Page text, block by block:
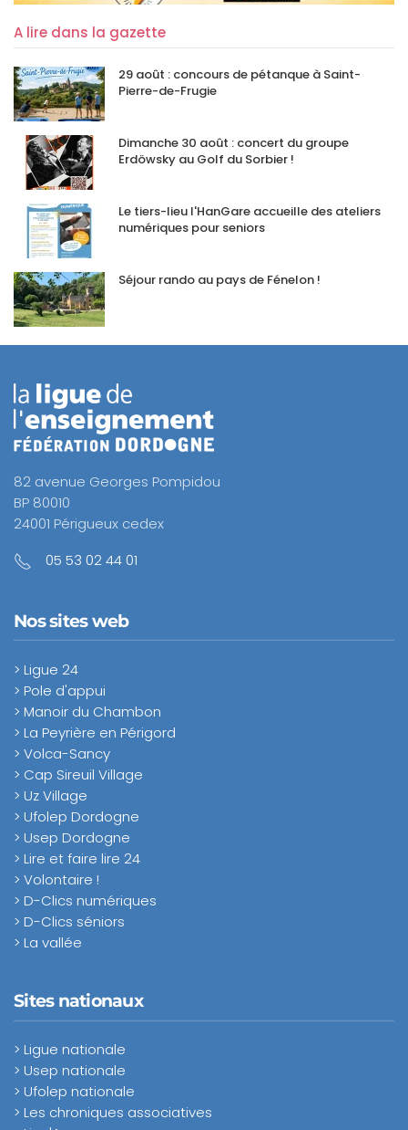
A lire dans la gazette
29 août : concours de pétanque à Saint-
Pierre-de-Frugie
Dimanche 30 août : concert du groupe
Erdöwsky au Golf du Sorbier !
Le tiers-lieu l'HanGare accueille des ateliers
numériques pour seniors
Séjour rando au pays de Fénelon !
82 avenue Georges Pompidou
BP 80010
24001 Périgueux cedex
05 53 02 44 01
Nos sites web
> Ligue 24
> Pole d'appui
> Manoir du Chambon
> La Peyrière en Périgord
> Volca-Sancy
> Cap Sireuil Village
> Uz Village
> Ufolep Dordogne
> Usep Dordogne
> Lire et faire lire 24
> Volontaire !
> D-Clics numériques
> D-Clics séniors
> La vallée
Sites nationaux
> Ligue nationale
> Usep nationale
> Ufolep nationale
> Les chroniques associatives